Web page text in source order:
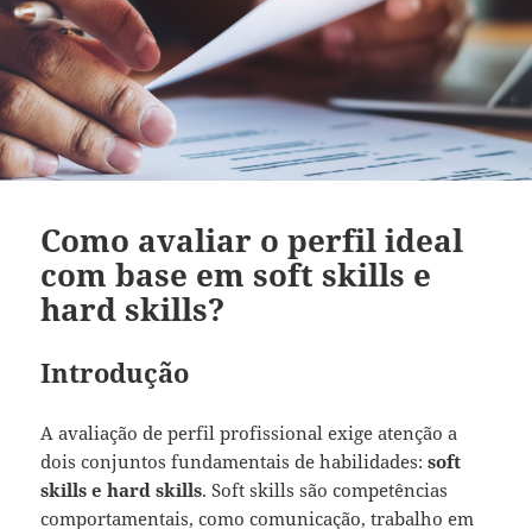
Como avaliar o perfil ideal
com base em soft skills e
hard skills?
Introdução
A avaliação de perfil profissional exige atenção a
dois conjuntos fundamentais de habilidades:soft
skills e hard skills. Soft skills são competências
comportamentais, como comunicação, trabalho em